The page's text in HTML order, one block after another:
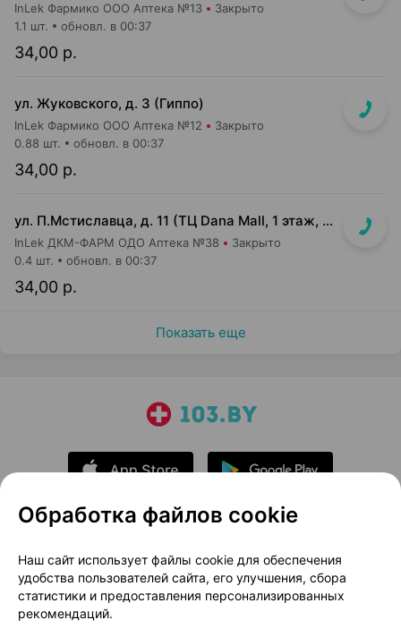
InLek Фармико ООО Аптека №13 Закрыто
34,00 р.
1.1 шт. обновл. в 00:37
ул. Жуковского, д. 3 (Гиппо)
InLek Фармико ООО Аптека №12 Закрыто
34,00 р.
0.88 шт. обновл. в 00:37
ул. П.Мстиславца, д. 11 (ТЦ Dana Mall, 1 этаж, вход напротив инфоцентра м-на Green)
InLek ДКМ-ФАРМ ОДО Аптека №38 Закрыто
34,00 р.
0.4 шт. обновл. в 00:37
Показать еще
О проекте
Новости проекта
Размещение рекламы
Медицинский маркетинг
Публичный договор
Доставка
Обработка файлов cookie
Наш сайт использует файлы cookie для обеспечения
удобства пользователей сайта, его улучшения, сбора
статистики и предоставления персонализированных
рекомендаций.